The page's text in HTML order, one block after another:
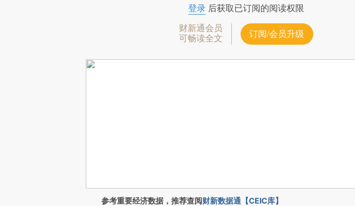
登录后获取已订阅的阅读权限
财新通会员
可畅读全文
订阅/会员升级
参考重要经济数据，推荐查阅财新数据通【CEIC库】